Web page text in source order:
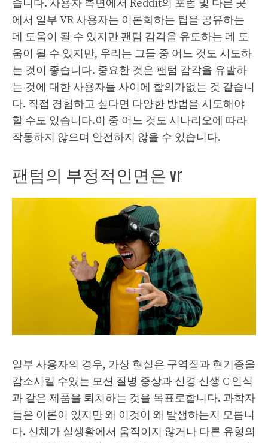
습니다. 사용자 측면에서 Reddit의 포럼 및 다른 곳
에서 일부 VR 사용자는 이론화하는 팁을 공유하는
데 도움이 될 수 있지만 팬텀 감각을 유도하는 데 도
움이 될 수 있지만, 우리는 그들 중 어느 것도 시도하
는 것이 좋습니다. 중요한 것은 팬텀 감각을 유발하
는 것에 대한 사용자들 사이에 합의가없는 것 같습니
다. 직접 경험하고 싶다면 다양한 방법을 시도해야
할 수도 있습니다.이 중 어느 것도 시나리오에 따라
작동하지 않으며 안전하지 않을 수 있습니다.
팬텀의 부정적인면은 vr
일부 사용자의 경우, 가상 현실은 구역질과 현기증을
감소시킬 수있는 모션 질병 증상과 신경 신생 C 인식
과 같은 제품을 퇴치하는 것을 목표로합니다. 과학자
들은 이론이 있지만 왜 이것이 왜 발생하는지 모릅니
다. 신체가 실생활에서 움직이지 않거나 다른 유형의